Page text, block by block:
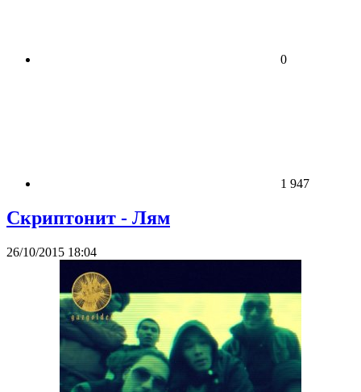
0
1 947
Скриптонит - Лям
26/10/2015 18:04